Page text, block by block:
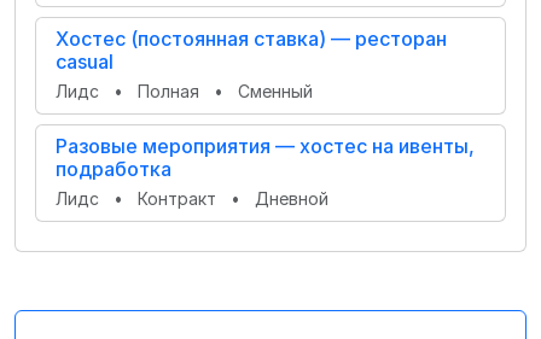
Хостес (постоянная ставка) — ресторан
casual
Лидс • Полная • Сменный
Разовые мероприятия — хостес на ивенты,
подработка
Лидс • Контракт • Дневной